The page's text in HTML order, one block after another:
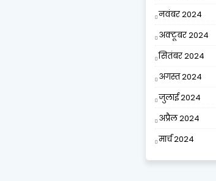
नवंबर 2024
अक्टूबर 2024
सितंबर 2024
अगस्त 2024
जुलाई 2024
अप्रैल 2024
मार्च 2024